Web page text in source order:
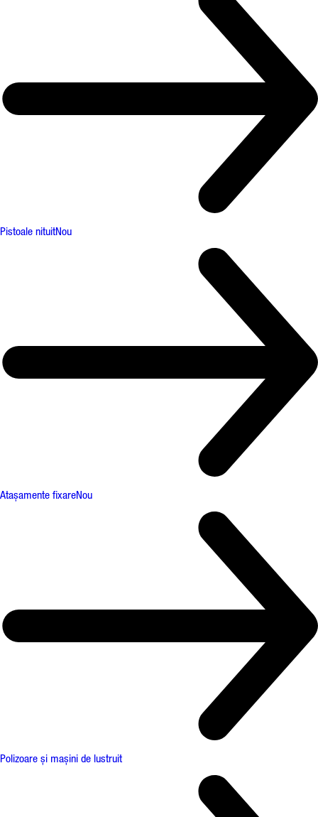
Pistoale nituitNou
Atașamente fixareNou
Polizoare și mașini de lustruit